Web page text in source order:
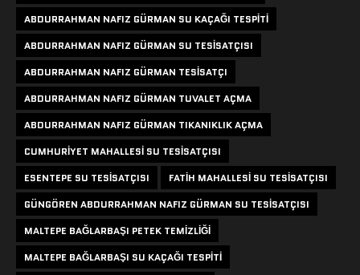
ABDURRAHMAN NAFIZ GÜRMAN SU KAÇAĞI TESPITI
ABDURRAHMAN NAFIZ GÜRMAN SU TESISATÇISI
ABDURRAHMAN NAFIZ GÜRMAN TESISATÇI
ABDURRAHMAN NAFIZ GÜRMAN TUVALET AÇMA
ABDURRAHMAN NAFIZ GÜRMAN TIKANIKLIK AÇMA
CUMHURIYET MAHALLESI SU TESISATÇISI
ESENTEPE SU TESISATÇISI
FATIH MAHALLESI SU TESISATÇISI
GÜNGÖREN ABDURRAHMAN NAFIZ GÜRMAN SU TESISATÇISI
MALTEPE BAĞLARBAŞI PETEK TEMIZLIĞI
MALTEPE BAĞLARBAŞI SU KAÇAĞI TESPITI